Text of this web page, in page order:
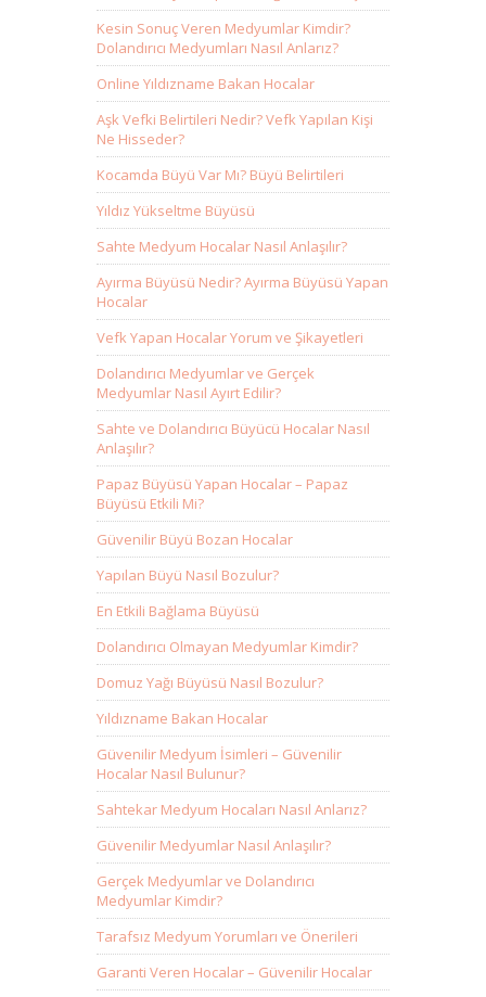
Kesin Sonuç Veren Medyumlar Kimdir?
Dolandırıcı Medyumları Nasıl Anlarız?
Online Yıldızname Bakan Hocalar
Aşk Vefki Belirtileri Nedir? Vefk Yapılan Kişi
Ne Hisseder?
Kocamda Büyü Var Mı? Büyü Belirtileri
Yıldız Yükseltme Büyüsü
Sahte Medyum Hocalar Nasıl Anlaşılır?
Ayırma Büyüsü Nedir? Ayırma Büyüsü Yapan
Hocalar
Vefk Yapan Hocalar Yorum ve Şikayetleri
Dolandırıcı Medyumlar ve Gerçek
Medyumlar Nasıl Ayırt Edilir?
Sahte ve Dolandırıcı Büyücü Hocalar Nasıl
Anlaşılır?
Papaz Büyüsü Yapan Hocalar – Papaz
Büyüsü Etkili Mi?
Güvenilir Büyü Bozan Hocalar
Yapılan Büyü Nasıl Bozulur?
En Etkili Bağlama Büyüsü
Dolandırıcı Olmayan Medyumlar Kimdir?
Domuz Yağı Büyüsü Nasıl Bozulur?
Yıldızname Bakan Hocalar
Güvenilir Medyum İsimleri – Güvenilir
Hocalar Nasıl Bulunur?
Sahtekar Medyum Hocaları Nasıl Anlarız?
Güvenilir Medyumlar Nasıl Anlaşılır?
Gerçek Medyumlar ve Dolandırıcı
Medyumlar Kimdir?
Tarafsız Medyum Yorumları ve Önerileri
Garanti Veren Hocalar – Güvenilir Hocalar